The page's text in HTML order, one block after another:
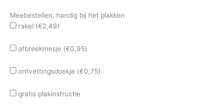
Meebestellen, handig bij het plakken
rakel (€2,49)
afbreekmesje (€0,95)
ontvettingsdoekje (€0,75)
gratis plakinstructie